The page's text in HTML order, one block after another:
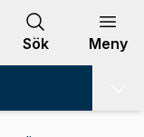
Sök Meny